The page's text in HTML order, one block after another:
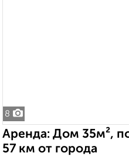
8
Аренда: Дом 35м²,
57 км от города